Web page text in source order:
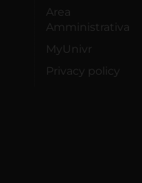
Area
Amministrativa
MyUnivr
Privacy policy